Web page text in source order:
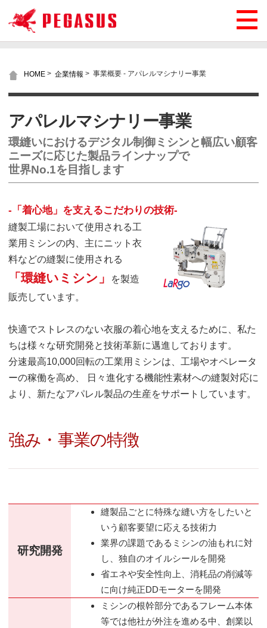
HOME > 企業情報 > 事業概要 - アパレルマシナリー事業
アパレルマシナリー事業
環縫いにおけるデジタル制御ミシンと幅広い顧客
ニーズに応じた製品ラインナップで
世界No.1を目指します
-「着心地」を支えるこだわりの技術-
縫製工場において使用される工
業用ミシンの内、主にニット衣
料などの縫製に使用される
「環縫いミシン」
を製造
販売しています。
快適でストレスのない衣服の着心地を支えるために、私た
ちは様々な研究開発と技術革新に邁進しております。
分速最高10,000回転の工業用ミシンは、工場やオペレータ
ーの稼働を高め、 日々進化する機能性素材への縫製対応に
より、新たなアパレル製品の生産をサポートしています。
強み・事業の特徴
研究開発
縫製品ごとに特殊な縫い方をしたいと
いう顧客要望に応える技術力
業界の課題であるミシンの油もれに対
し、独自のオイルシールを開発
省エネや安全性向上、消耗品の削減等
に向け純正DDモーターを開発
ミシンの根幹部分であるフレーム本体
等では他社が外注を進める中、創業以